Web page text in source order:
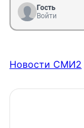
Гость
Войти
Новости СМИ2